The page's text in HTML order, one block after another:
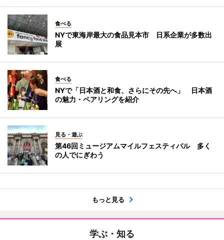
食べる
NYで東海岸最大の食品見本市 日系企業が多数出
展
食べる
NYで「日本酒と和食、さらにその先へ」 日本酒
の魅力・ペアリングを紹介
見る・遊ぶ
第46回ミュージアムマイルフェスティバル 多く
の人でにぎわう
もっと見る
学ぶ・知る